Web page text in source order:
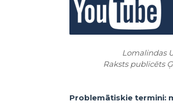
Lomalindas
Raksts publicēts
Problemātiskie termini: